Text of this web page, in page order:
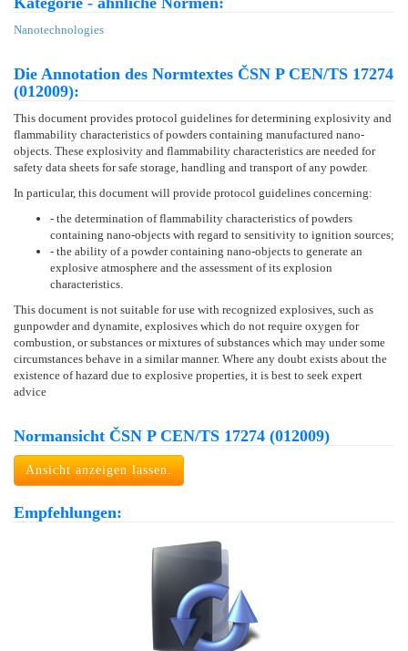
Nanotechnologies
Die Annotation des Normtextes ČSN P CEN/TS 17274
(012009):
This document provides protocol guidelines for determining explosivity and
flammability characteristics of powders containing manufactured nano-
objects. These explosivity and flammability characteristics are needed for
safety data sheets for safe storage, handling and transport of any powder.
In particular, this document will provide protocol guidelines concerning:
- the determination of flammability characteristics of powders
containing nano-objects with regard to sensitivity to ignition sources;
- the ability of a powder containing nano-objects to generate an
explosive atmosphere and the assessment of its explosion
characteristics.
This document is not suitable for use with recognized explosives, such as
gunpowder and dynamite, explosives which do not require oxygen for
combustion, or substances or mixtures of substances which may under some
circumstances behave in a similar manner. Where any doubt exists about the
existence of hazard due to explosive properties, it is best to seek expert
advice
Normansicht ČSN P CEN/TS 17274 (012009)
Ansicht anzeigen lassen.
Empfehlungen: